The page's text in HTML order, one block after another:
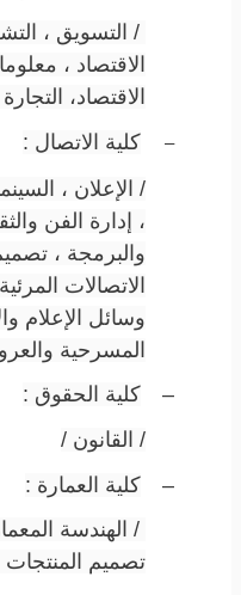
/ التسويق ،
الاقتصاد ،
الاقتصاد،
–
كلية الاتصال :
/ الإعلان ،
، إدارة الفن
والبرمجة ،
الاتصالات
وسائل الإعلام
المسرحية
–
كلية الحقوق :
/ القانون /
–
كلية العمارة :
/ الهندسة
تصميم المنتجات